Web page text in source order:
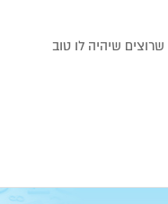
שיהיה לו טוב